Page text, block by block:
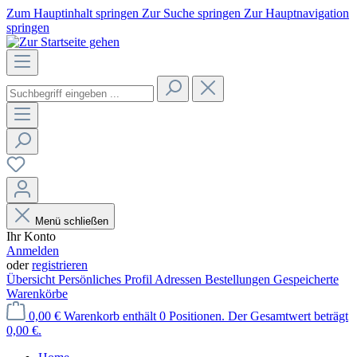
Zum Hauptinhalt springen Zur Suche springen Zur Hauptnavigation
springen
Menü schließen
Ihr Konto
Anmelden
oderregistrieren
Übersicht Persönliches Profil Adressen Bestellungen Gespeicherte
Warenkörbe
0,00 € Warenkorb enthält 0 Positionen. Der Gesamtwert beträgt
0,00 €.